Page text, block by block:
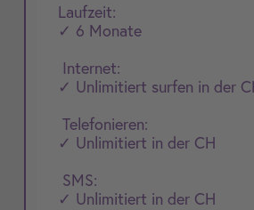
Laufzeit:
✓ 6 Monate
Internet:
✓ Unlimitiert surfen in der
Telefonieren:
✓ Unlimitiert in der CH
SMS:
✓ Unlimitiert in der CH